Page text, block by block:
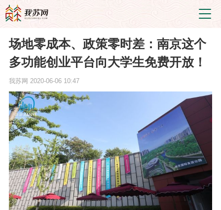
场地零成本、政策零时差：南京这个
多功能创业平台向大学生免费开放！
我苏网 2020-06-06 10:47